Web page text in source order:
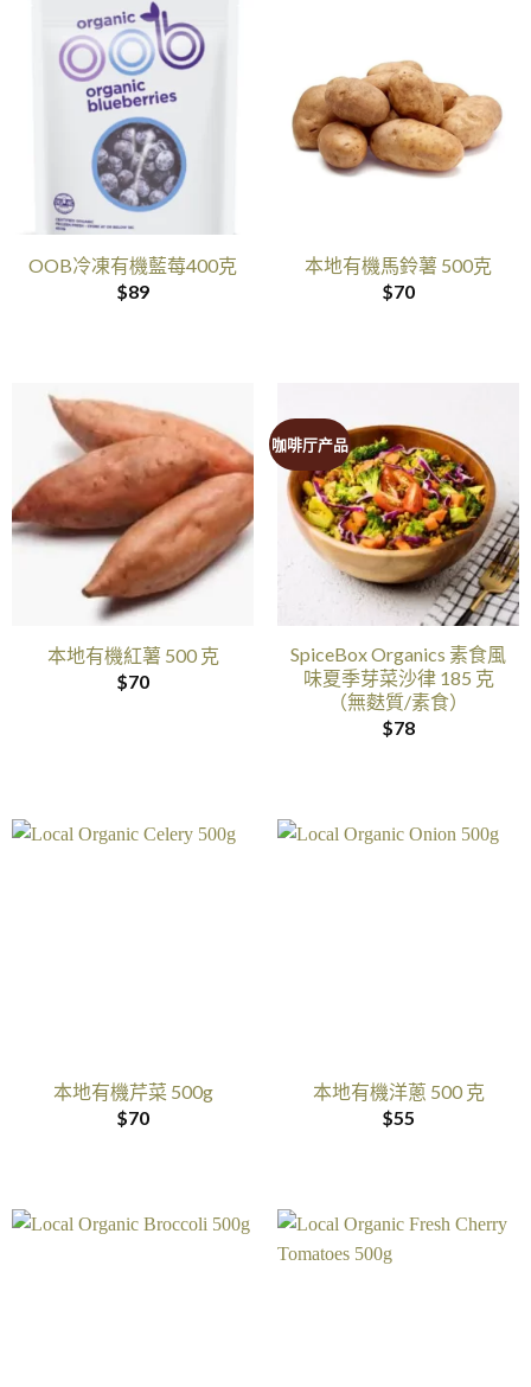
OOB冷凍有機藍莓400克
$89
本地有機馬鈴薯 500克
$70
本地有機紅薯 500 克
$70
咖啡厅产品
SpiceBox Organics 素食風
味夏季芽菜沙律 185 克
（無麩質/素食）
$78
本地有機芹菜 500g
$70
本地有機洋蔥 500 克
$55